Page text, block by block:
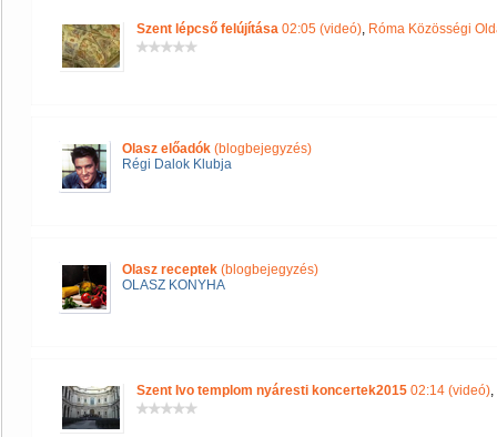
Szent lépcső felújítása 02:05 (videó), Róma Közösségi
Olasz előadók (blogbejegyzés)
Régi Dalok Klubja
Olasz receptek (blogbejegyzés)
OLASZ KONYHA
Szent Ivo templom nyáresti koncertek2015 02:14 (videó),